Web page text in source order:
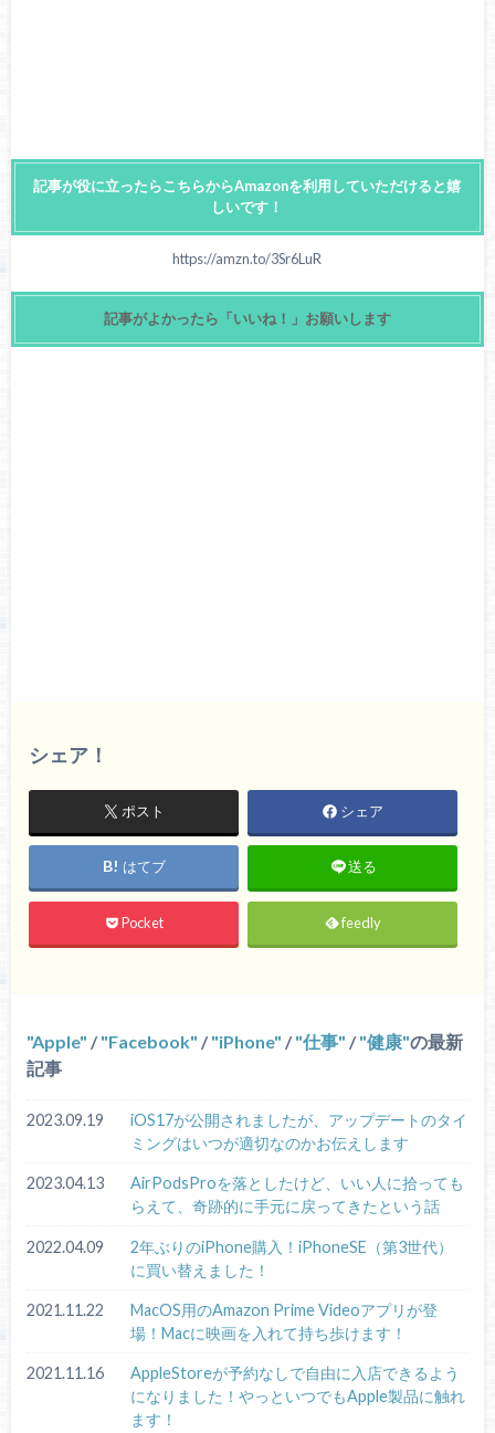
記事が役に立ったらこちらからAmazonを利用していただけると嬉
しいです！
https://amzn.to/3Sr6LuR
記事がよかったら「いいね！」お願いします
シェア！
ポスト シェア
はてブ 送る
Pocket feedly
Apple / Facebook / iPhone / 仕事 / 健康 の最新
記事
2023.09.19
iOS17が公開されましたが、アップデートのタイ
ミングはいつが適切なのかお伝えします
2023.04.13
AirPodsProを落としたけど、いい人に拾っても
らえて、奇跡的に手元に戻ってきたという話
2022.04.09
2年ぶりのiPhone購入！iPhoneSE（第3世代）
に買い替えました！
2021.11.22
MacOS用のAmazon Prime Videoアプリが登
場！Macに映画を入れて持ち歩けます！
2021.11.16
AppleStoreが予約なしで自由に入店できるよう
になりました！やっといつでもApple製品に触れ
ます！